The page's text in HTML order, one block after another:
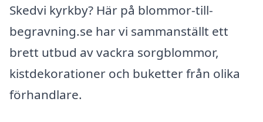
Skedvi kyrkby? Här på blommor-till-
begravning.se har vi sammanställt ett
brett utbud av vackra sorgblommor,
kistdekorationer och buketter från olika
förhandlare.